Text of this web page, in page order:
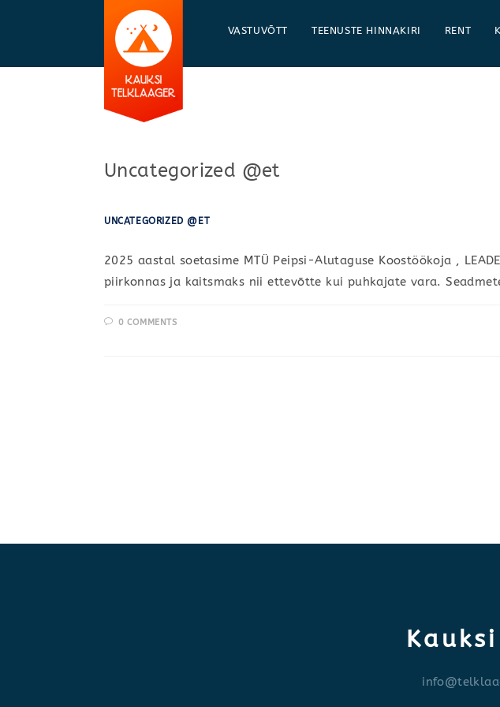
VASTUVÕTT TEENUSTE HINNAKIRI RENT
Uncategorized @et
UNCATEGORIZED @ET
2025 aastal soetasime MTÜ Peipsi-Alutaguse Koostöökoja ,
piirkonnas ja kaitsmaks nii ettevõtte kui puhkajate vara.
0 COMMENTS